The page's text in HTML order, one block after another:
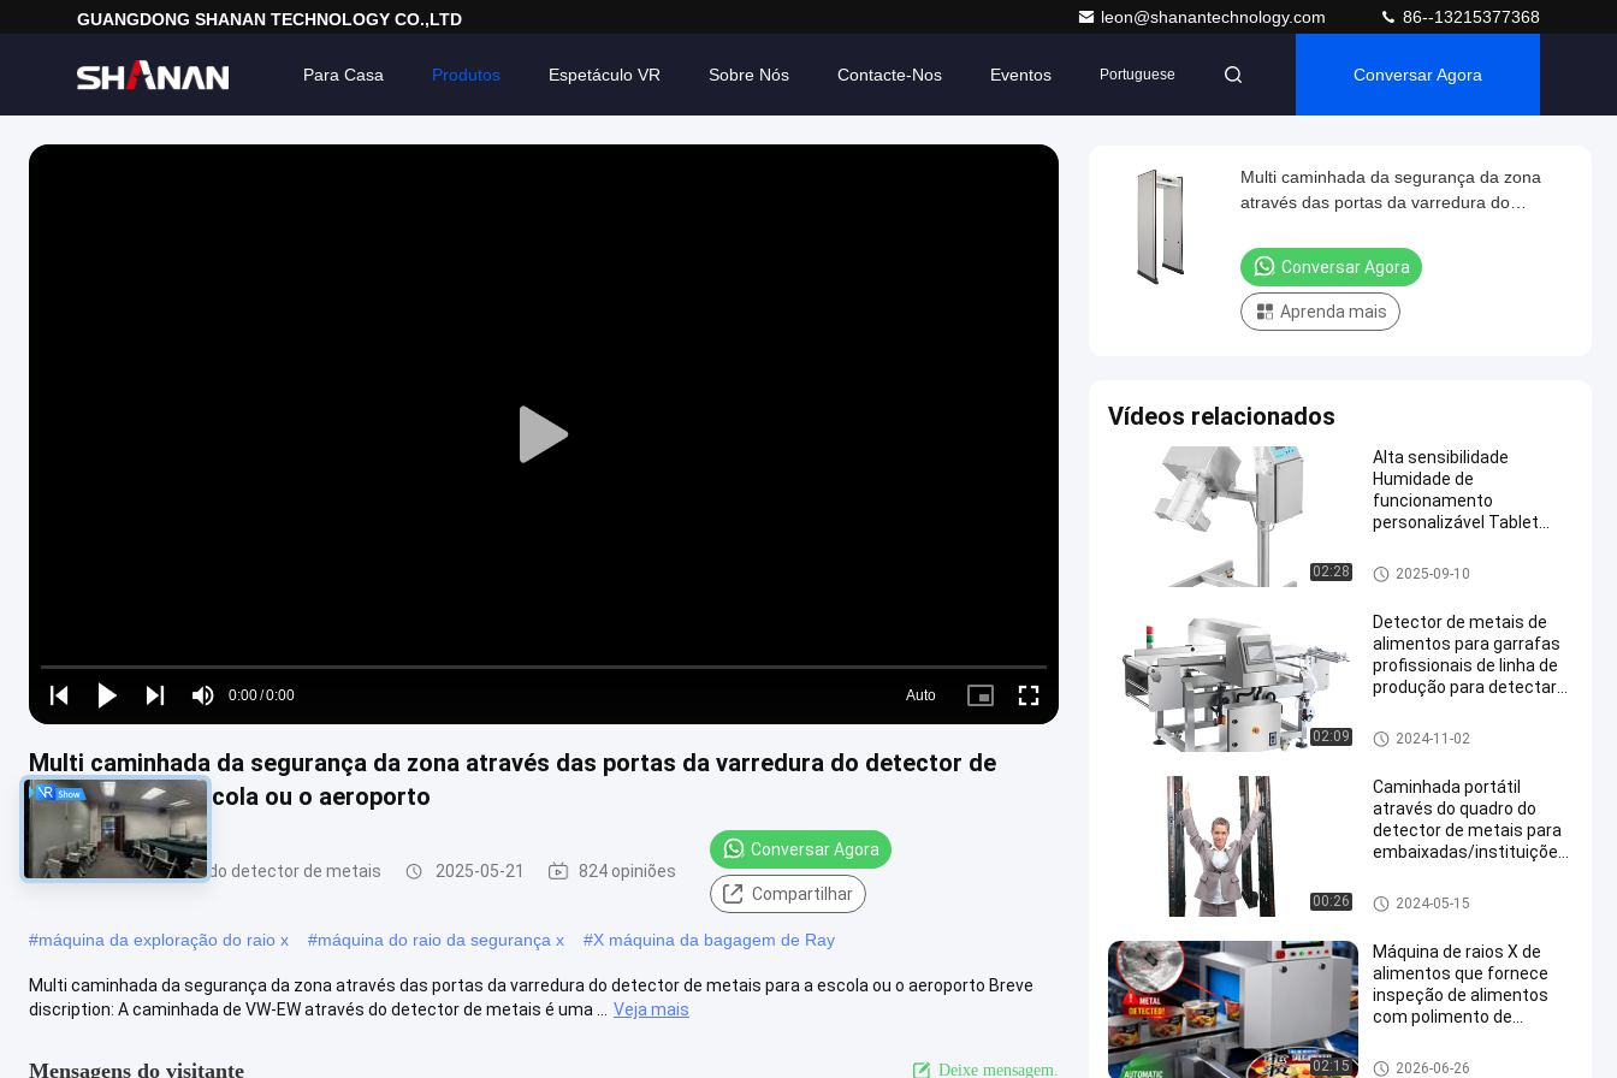
GUANGDONG SHANAN TECHNOLOGY CO.,LTD leon@shanantechnology.com 86--13215377368
Para Casa Produtos Espetáculo VR Sobre Nós Contacte-Nos Eventos Portuguese Conversar Agora
Play
Play
Play
Play
Mute
Time
0:00/0:00
Loaded:
0%
Auto
Picture- Fullscreen
Multi caminhada da segurança da zona através das portas da varredura do detector de
metais para a escola ou o aeroporto
Caminhada através do detector de metais 2025-05-21 824 opiniões
Conversar Agora
Compartilhar
#máquina da exploração do raio x #máquina do raio da segurança x #X máquina da bagagem de Ray
Multi caminhada da segurança da zona através das portas da varredura do detector de metais para a escola ou o aeroporto Breve
discription: A caminhada de VW-EW através do detector de metais é uma ...
Veja mais
Mensagens do visitante Deixe mensagem.
Multi caminhada da segurança da zona
através das portas da varredura do
aeroporto
Conversar Agora
Aprenda mais
Vídeos relacionados
02:28
Alta sensibilidade
Humidade de
funcionamento
personalizável Tablet
Separator
separador do metal da tabulet
a
2025-09-10
02:09
Detector de metais de
alimentos para garrafas
profissionais de linha de
produção para detectar
de alimentos
Detector de metais para alime
ntos
2024-11-02
00:26
Caminhada portátil
através do quadro do
detector de metais para
embaixadas/instituições
Caminhada através do detect
or de metais
2024-05-15
02:15
Máquina de raios X de
alimentos que fornece
inspeção de alimentos
com polimento de
corrosão de superfície
máquina do raio de x do alime
2026-06-26